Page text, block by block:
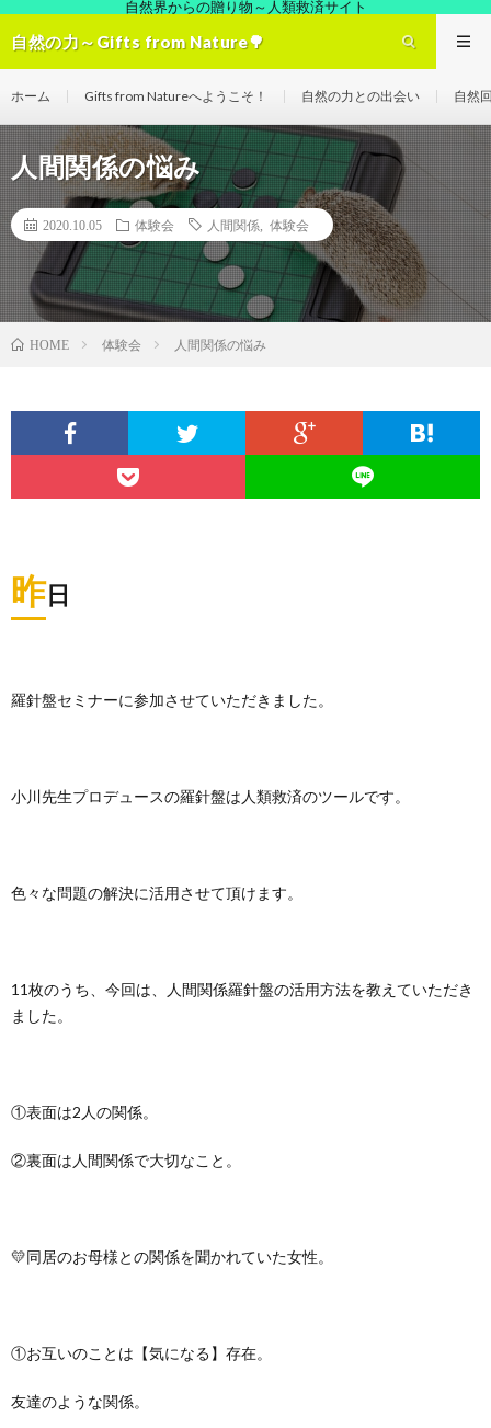
自然界からの贈り物～人類救済サイト
自然の力～Gifts from Nature🌳
ホーム Gifts from Natureへようこそ！ 自然の力との出会い 自然
人間関係の悩み
2020.10.05 体験会 人間関係 体験会
HOME 体験会 人間関係の悩み
昨日
羅針盤セミナーに参加させていただきました。
小川先生プロデュースの羅針盤は人類救済のツールです。
色々な問題の解決に活用させて頂けます。
11枚のうち、今回は、人間関係羅針盤の活用方法を教えていただき
ました。
①表面は2人の関係。
②裏面は人間関係で大切なこと。
💛同居のお母様との関係を聞かれていた女性。
①お互いのことは【気になる】存在。
友達のような関係。